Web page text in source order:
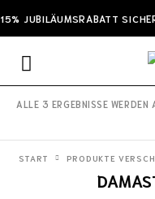
15% JUBILÄUMSRABATT
ALLE 3 ERGEBNISSE WERDEN
START PRODUKTE